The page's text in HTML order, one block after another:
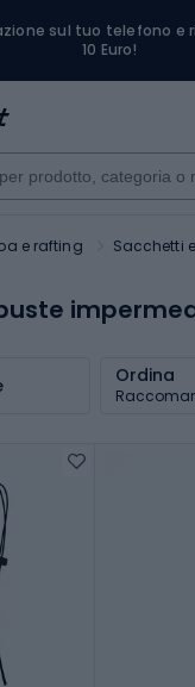
sul tuo telefono e
10 Euro!
e rafting Sacchetti
Ordina